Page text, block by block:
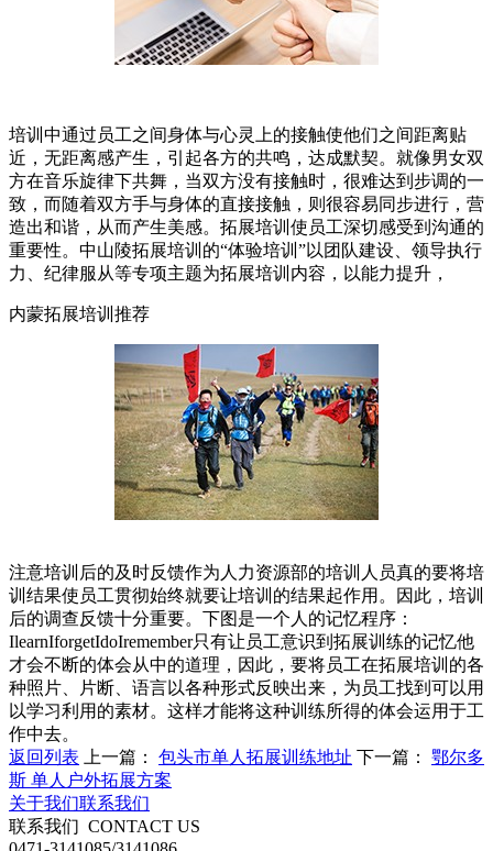
培训中通过员工之间身体与心灵上的接触使他们之间距离贴
近，无距离感产生，引起各方的共鸣，达成默契。就像男女双
方在音乐旋律下共舞，当双方没有接触时，很难达到步调的一
致，而随着双方手与身体的直接接触，则很容易同步进行，营
造出和谐，从而产生美感。拓展培训使员工深切感受到沟通的
重要性。中山陵拓展培训的“体验培训”以团队建设、领导执行
力、纪律服从等专项主题为拓展培训内容，以能力提升，
内蒙拓展培训推荐
注意培训后的及时反馈作为人力资源部的培训人员真的要将培
训结果使员工贯彻始终就要让培训的结果起作用。因此，培训
后的调查反馈十分重要。下图是一个人的记忆程序：
IlearnIforgetIdoIremember只有让员工意识到拓展训练的记忆他
才会不断的体会从中的道理，因此，要将员工在拓展培训的各
种照片、片断、语言以各种形式反映出来，为员工找到可以用
以学习利用的素材。这样才能将这种训练所得的体会运用于工
作中去。
返回列表
上一篇： 包头市单人拓展训练地址 下一篇： 鄂尔多
斯 单人户外拓展方案
关于我们联系我们
联系我们 CONTACT US